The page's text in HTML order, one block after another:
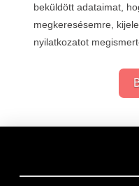
beküldött adataimat,
megkeresésemre,
nyilatkozatot